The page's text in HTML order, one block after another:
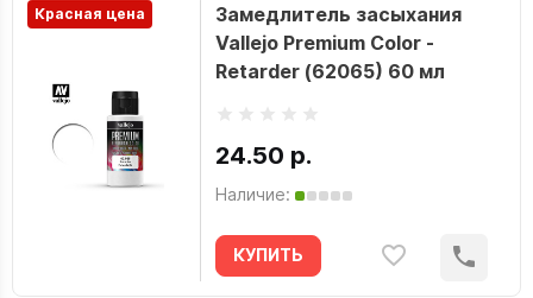
Красная цена
Замедлитель засыхания
Vallejo Premium Color -
Retarder (62065) 60 мл
24.50 р.
Наличие:
КУПИТЬ